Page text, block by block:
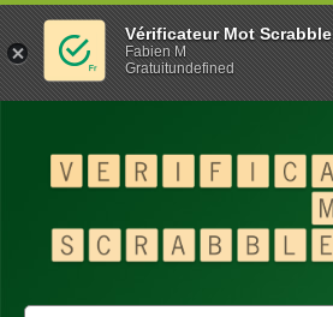
Vérificateur Mot Scrabble
Fabien M
Gratuitundefined